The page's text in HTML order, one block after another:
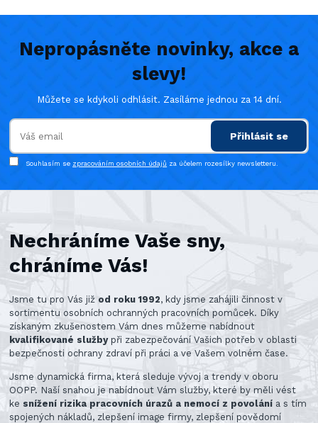
Nepropásněte novinky, akce a
slevy!
Můžete se kdykoli odhlásit. Zasíláme jednou za 14 dní.
Přihlásit se
Souhlasím se zpracováním osobních údajů za účelem rozesílky newsletteru.
Nechráníme Vaše sny,
chráníme Vás!
Jsme tu pro Vás již od roku 1992, kdy jsme zahájili činnost v
sortimentu osobních ochranných pracovních pomůcek. Díky
získaným zkušenostem Vám dnes můžeme nabídnout
kvalifikované službypři zabezpečování Vašich potřeb v oblasti
bezpečnosti ochrany zdraví při práci a ve Vašem volném čase.
Jsme dynamická firma, která sleduje vývoj a trendy v oboru
OOPP. Naší snahou je nabídnout Vám služby, které by měli vést
ke snížení rizika pracovních úrazů a nemocí z povolání a s tím
spojených nákladů, zlepšení image firmy, zlepšení povědomí